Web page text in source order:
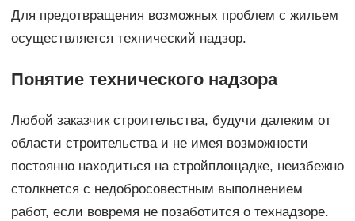
Для предотвращения возможных проблем с жильем
осуществляется технический надзор.
Понятие технического надзора
Любой заказчик строительства, будучи далеким от
области строительства и не имея возможности
постоянно находиться на стройплощадке, неизбежно
столкнется с недобросовестным выполнением
работ, если вовремя не позаботится о технадзоре.